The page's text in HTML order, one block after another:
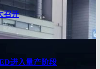
召开
进入量产阶段